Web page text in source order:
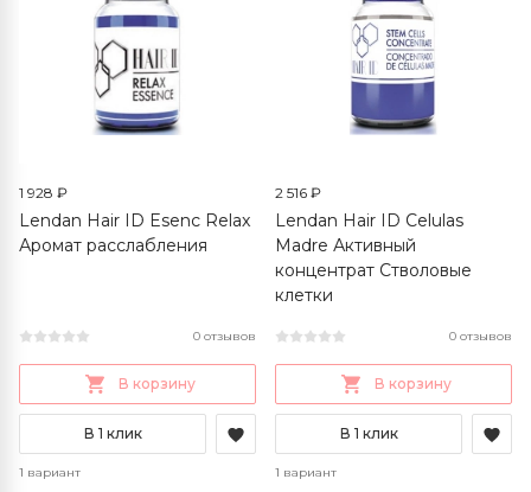
1 928 ₽
Lendan Hair ID Esenc Relax
Аромат расслабления
0 отзывов
В корзину
В 1 клик
1 вариант
2 516 ₽
Lendan Hair ID Celulas
Madre Активный
концентрат Стволовые
клетки
0 отзывов
В корзину
В 1 клик
1 вариант